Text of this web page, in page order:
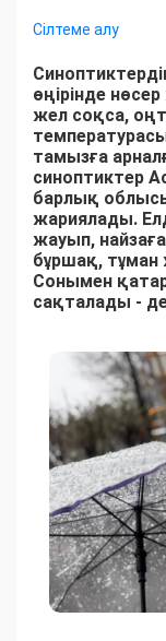
Сілтеме алу
өңірінде
жел соқса,
тамызға
синоптиктер
барлық
жариялады.
жауып,
бұршақ, тұман
Сонымен
сақталады -